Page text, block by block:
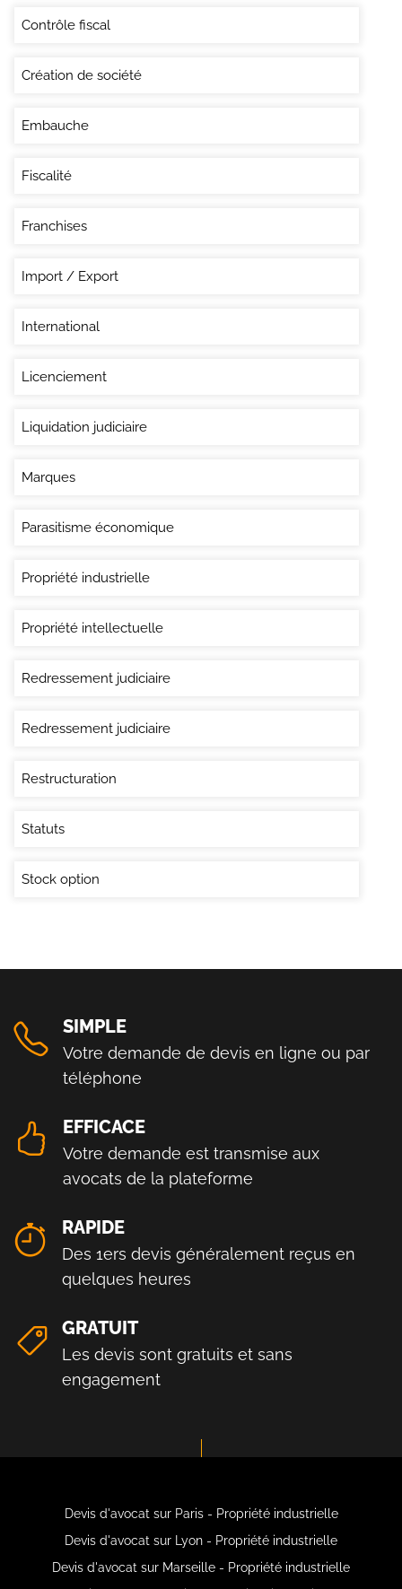
Contrôle fiscal
Création de société
Embauche
Fiscalité
Franchises
Import / Export
International
Licenciement
Liquidation judiciaire
Marques
Parasitisme économique
Propriété industrielle
Propriété intellectuelle
Redressement judiciaire
Redressement judiciaire
Restructuration
Statuts
Stock option
SIMPLE
Votre demande de devis en ligne ou par
téléphone
EFFICACE
Votre demande est transmise aux
avocats de la plateforme
RAPIDE
Des 1ers devis généralement reçus en
quelques heures
GRATUIT
Les devis sont gratuits et sans
engagement
Devis d'avocat sur Paris - Propriété industrielle
Devis d'avocat sur Lyon - Propriété industrielle
Devis d'avocat sur Marseille - Propriété industrielle